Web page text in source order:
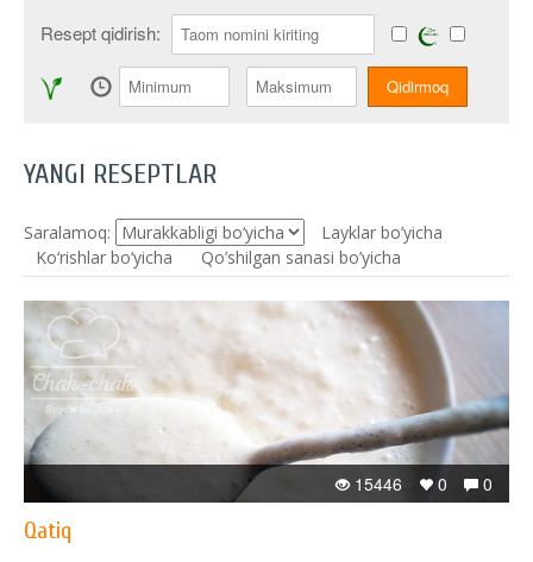
Resept qidirish:
YANGI RESEPTLAR
Saralamoq:
Layklar bo’yicha
Ko‘rishlar bo‘yicha
Qo’shilgan sanasi bo’yicha
0
0
15446
​Qatiq